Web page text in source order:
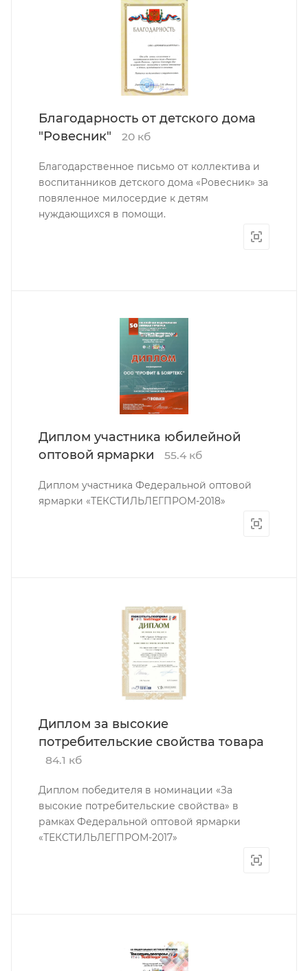
Благодарность от детского дома
"Ровесник"
20 кб
Благодарственное письмо от коллектива и
воспитанников детского дома «Ровесник» за
повяленное милосердие к детям
нуждающихся в помощи.
Диплом участника юбилейной
оптовой ярмарки
55.4 кб
Диплом участника Федеральной оптовой
ярмарки «ТЕКСТИЛЬЛЕГПРОМ-2018»
Диплом за высокие
потребительские свойства товара
84.1 кб
Диплом победителя в номинации «За
высокие потребительские свойства» в
рамках Федеральной оптовой ярмарки
«ТЕКСТИЛЬЛЕГПРОМ-2017»